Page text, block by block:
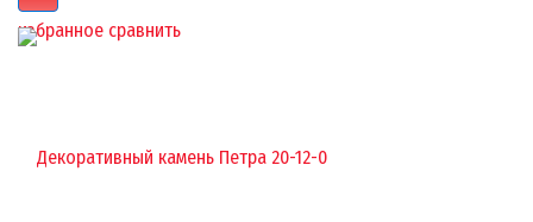
избранное сравнить